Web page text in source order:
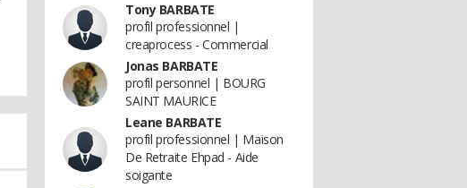
Tony BARBATE
profil professionnel |
creaprocess - Commercial
Jonas BARBATE
profil personnel | BOURG
SAINT MAURICE
Leane BARBATE
profil professionnel | Maison
De Retraite Ehpad - Aide
soigante